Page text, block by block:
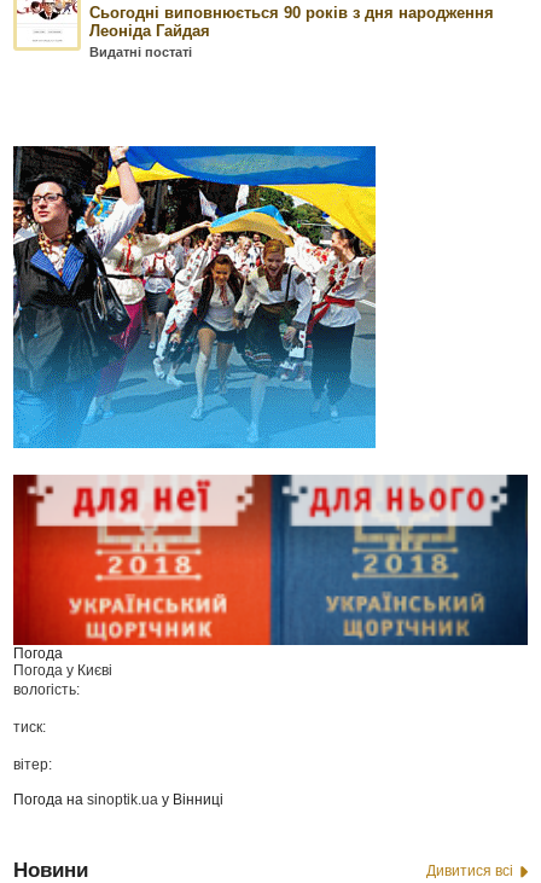
Сьогодні виповнюється 90 років з дня народження
Леоніда Гайдая
Видатні постаті
Погода
Погода у Києві
вологість:
тиск:
вітер:
Погода наsinoptik.ua у Вінниці
Новини Дивитися всі